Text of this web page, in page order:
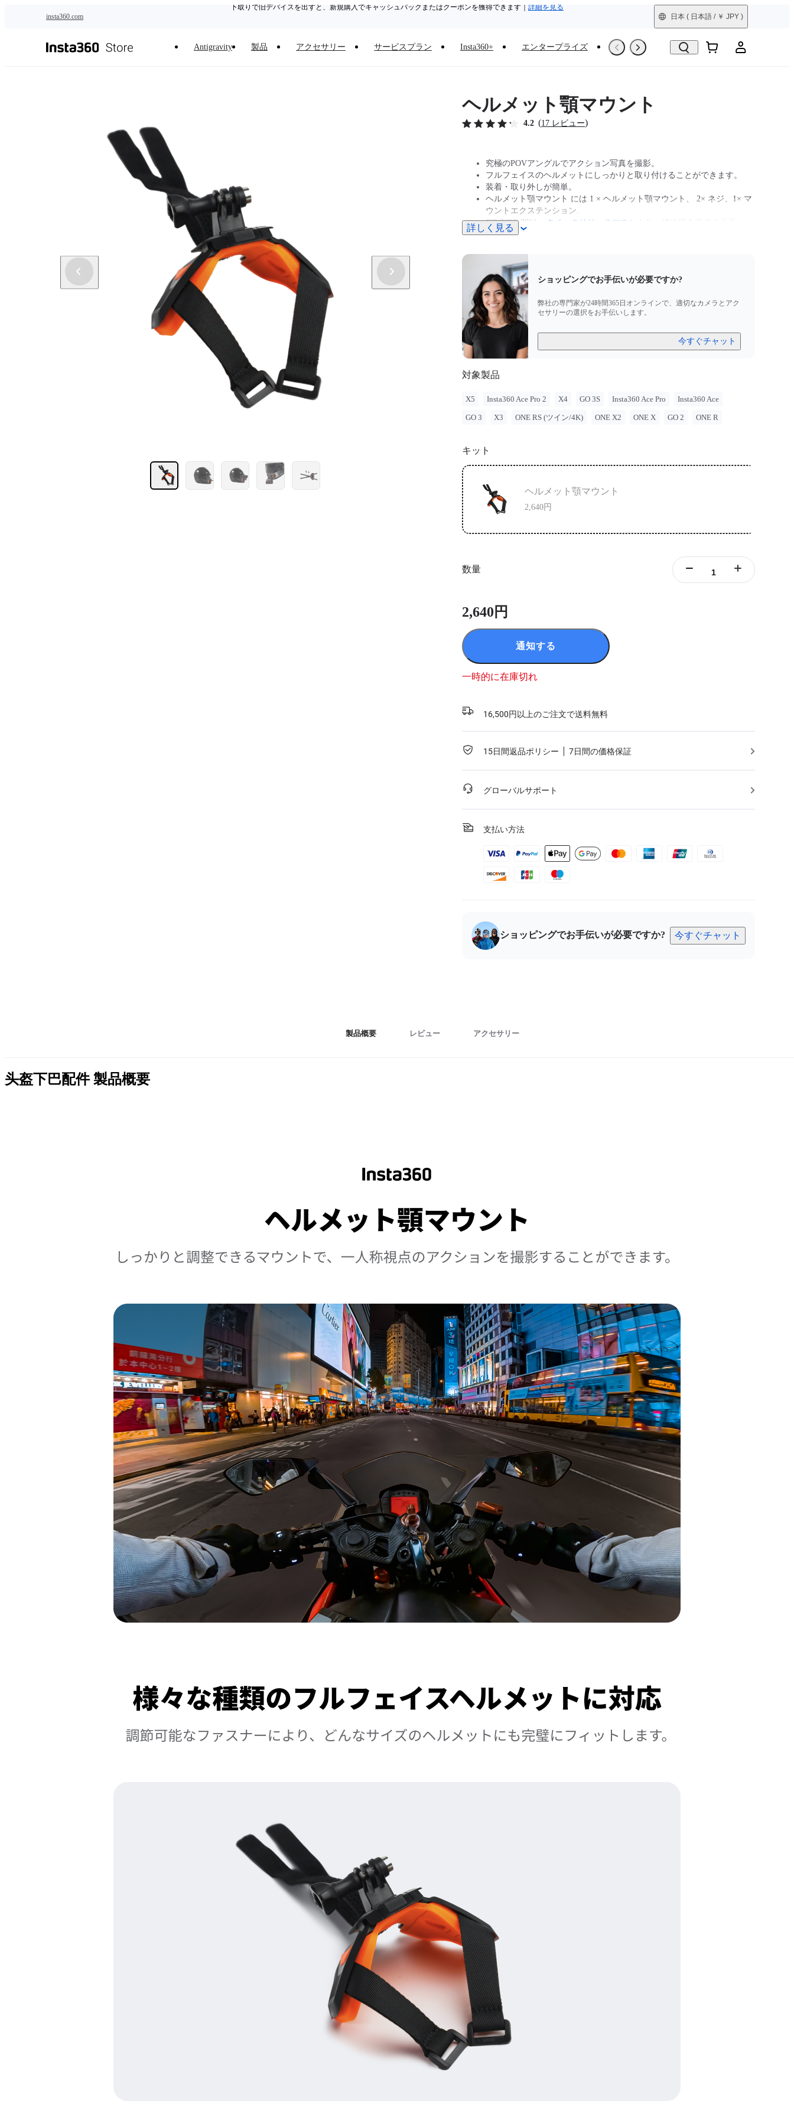
insta360.com
下取りで旧デバイスを出すと、新規購入でキャッシュバックまたはクーポンを獲得できます ｜ 詳細を見る
日本 ( 日本語 / ￥ JPY )
Antigravity 製品 アクセサリー サービスプラン Insta360+ エンタープライズ 撮影シーン Trade-In 整備済製品
ヘルメット顎マウント
4.2 (17 レビュー)
究極のPOVアングルでアクション写真を撮影。
フルフェイスのヘルメットにしっかりと取り付けることができます。
装着・取り外しが簡単。
ヘルメット顎マウント には 1 × ヘルメット顎マウント、 2× ネジ、1× マ
ウントエクステンション.
GO 3/GO 3Sは、
クイックリリースマウント
ります。
Insta360は法的なアドバイスを提供しません。 二輪車の道路利用や交通
法規のガイドラインについては専門家にご相談ください。 Insta360の製
品を使用する際は、必ず現地の法律や規制に従ってください。 Insta360
は、当社製品の不適切な使用に起因するいかなる法的問題に対しても責
任を負いません。
詳しく見る
ショッピングでお手伝いが必要ですか?
弊社の専門家が24時間365日オンラインで、適切なカメラとアク
セサリーの選択をお手伝いします。
今すぐチャット
対象製品
X5 Insta360 Ace Pro 2 X4 GO 3S Insta360 Ace Pro Insta360 Ace
GO 3 X3 ONE RS (ツイン/4K) ONE X2 ONE X GO 2 ONE R
キット
ヘルメット顎マウント
2,640円
数量
2,640円
通知する
一時的に在庫切れ
16,500円以上のご注文で送料無料
15日間返品ポリシー 7日間の価格保証
グローバルサポート
支払い方法
ショッピングでお手伝いが必要ですか? 今すぐチャット
製品概要 レビュー アクセサリー
头盔下巴配件製品概要